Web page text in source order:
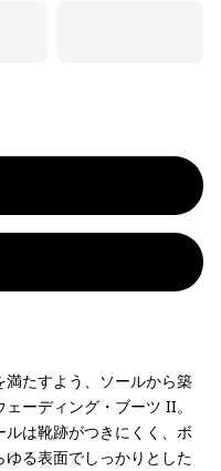
たすよう、ソールから築
ーディング・ブーツ II。
は靴跡がつきにくく、ボ
る表面でしっかりとした